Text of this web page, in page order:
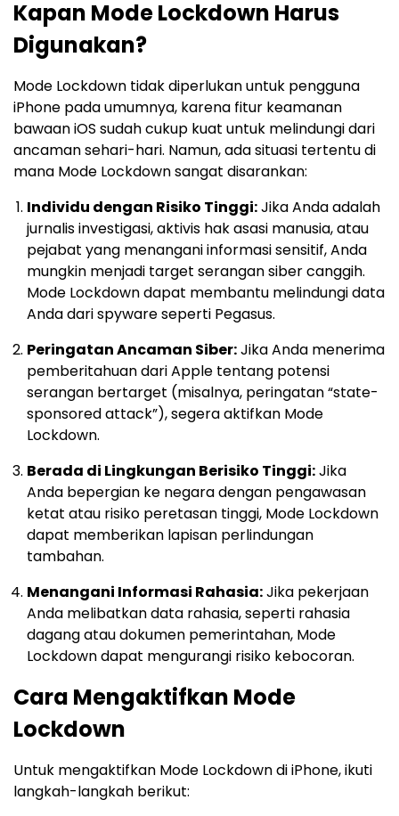
Kapan Mode Lockdown Harus
Digunakan?
Mode Lockdown tidak diperlukan untuk pengguna
iPhone pada umumnya, karena fitur keamanan
bawaan iOS sudah cukup kuat untuk melindungi dari
ancaman sehari-hari. Namun, ada situasi tertentu di
mana Mode Lockdown sangat disarankan:
Individu dengan Risiko Tinggi:Jika Anda adalah
jurnalis investigasi, aktivis hak asasi manusia, atau
pejabat yang menangani informasi sensitif, Anda
mungkin menjadi target serangan siber canggih.
Mode Lockdown dapat membantu melindungi data
Anda dari spyware seperti Pegasus.
Peringatan Ancaman Siber:Jika Anda menerima
pemberitahuan dari Apple tentang potensi
serangan bertarget (misalnya, peringatan “state-
sponsored attack”), segera aktifkan Mode
Lockdown.
Berada di Lingkungan Berisiko Tinggi:Jika
Anda bepergian ke negara dengan pengawasan
ketat atau risiko peretasan tinggi, Mode Lockdown
dapat memberikan lapisan perlindungan
tambahan.
Menangani Informasi Rahasia:Jika pekerjaan
Anda melibatkan data rahasia, seperti rahasia
dagang atau dokumen pemerintahan, Mode
Lockdown dapat mengurangi risiko kebocoran.
Cara Mengaktifkan Mode
Lockdown
Untuk mengaktifkan Mode Lockdown di iPhone, ikuti
langkah-langkah berikut: